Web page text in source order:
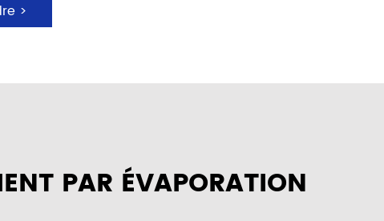
>
PAR ÉVAPORATION